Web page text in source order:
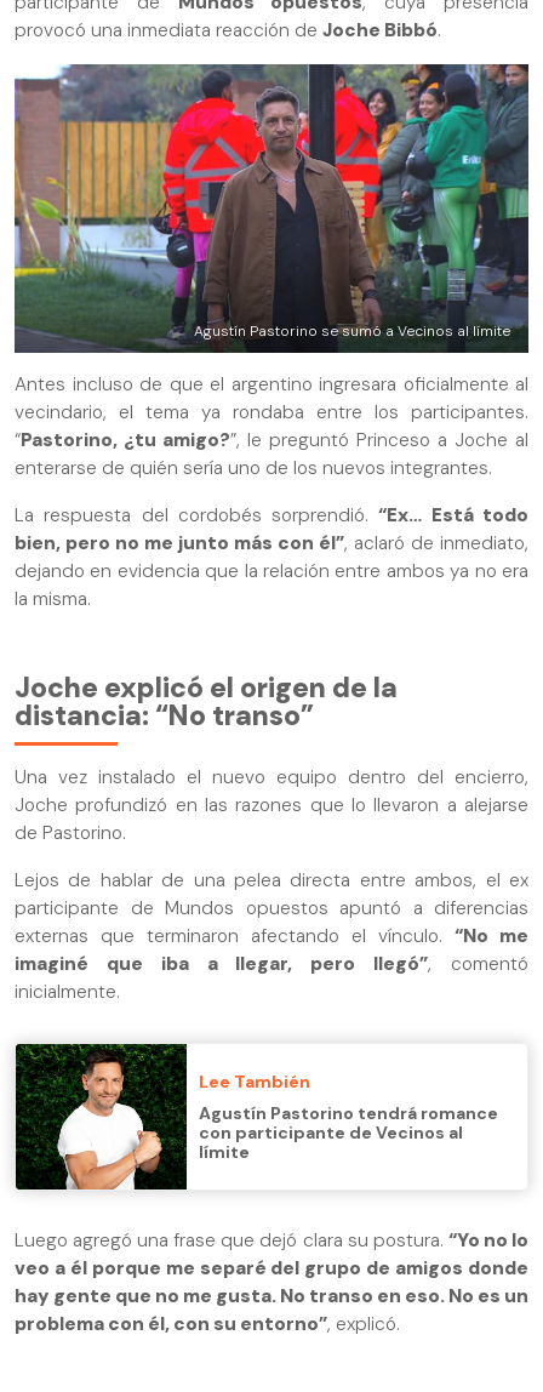
provocó una inmediata reacción de Joche Bibbó.
Agustín Pastorino se sumó a Vecinos al límite
Antes incluso de que el argentino ingresara oficialmente al
vecindario, el tema ya rondaba entre los participantes.
“Pastorino, ¿tu amigo?”, le preguntó Princeso a Joche al
enterarse de quién sería uno de los nuevos integrantes.
La respuesta del cordobés sorprendió.“Ex… Está todo
bien, pero no me junto más con él”, aclaró de inmediato,
dejando en evidencia que la relación entre ambos ya no era
la misma.
Joche explicó el origen de la
distancia: “No transo”
Una vez instalado el nuevo equipo dentro del encierro,
Joche profundizó en las razones que lo llevaron a alejarse
de Pastorino.
Lejos de hablar de una pelea directa entre ambos, el ex
participante de Mundos opuestos apuntó a diferencias
externas que terminaron afectando el vínculo. “No me
imaginé que iba a llegar, pero llegó”, comentó
inicialmente.
Lee También
Agustín Pastorino tendrá romance
con participante de Vecinos al
límite
Luego agregó una frase que dejó clara su postura. “Yo no lo
veo a él porque me separé del grupo de amigos donde
hay gente que no me gusta. No transo en eso. No es un
problema con él, con su entorno”, explicó.